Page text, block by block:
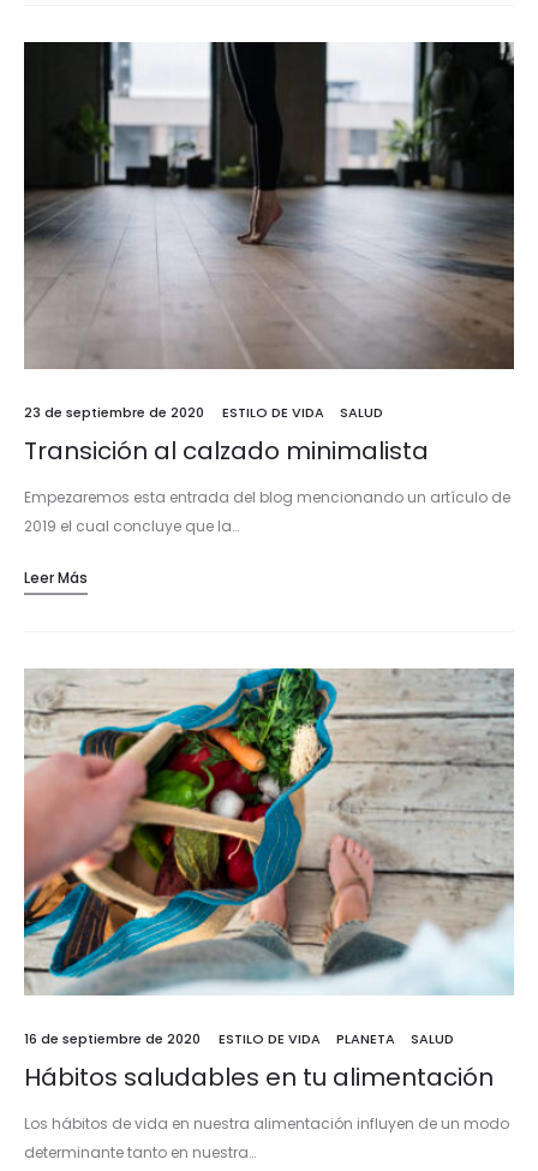
23 de septiembre de 2020 ESTILO DE VIDA SALUD
Transición al calzado minimalista
Empezaremos esta entrada del blog mencionando un artículo de
2019 el cual concluye que la…
Leer Más
16 de septiembre de 2020 ESTILO DE VIDA PLANETA SALUD
Hábitos saludables en tu alimentación
Los hábitos de vida en nuestra alimentación influyen de un modo
determinante tanto en nuestra…